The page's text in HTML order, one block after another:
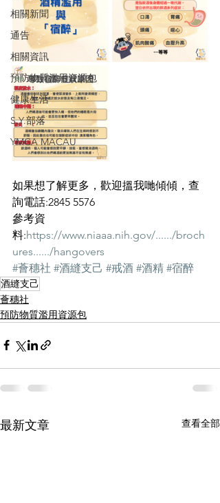
相關新聞
通告
相關資訊
預防物質濫用資源包
健康生活
S.Y.部落
YMCA MACAU
如果想了解更多，歡迎搵我哋傾傾，查
詢電話:2845 5576
參考資
料:https://www.niaaa.nih.gov/....../broch
ures....../hangovers
#薈穗社 #酒縫支己 #戒酒 #酒精 #宿醉
酒縫支己
薈穗社
預防物質濫用資源包
最新文章 查看全部